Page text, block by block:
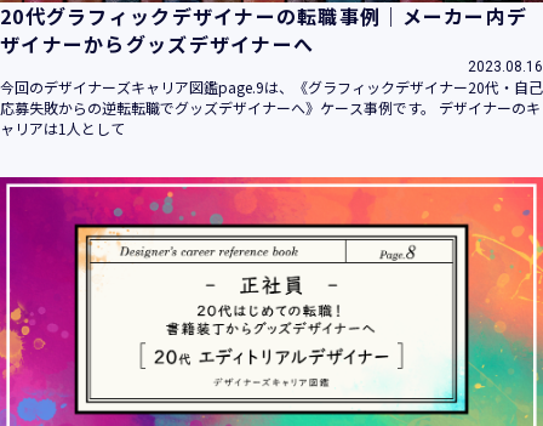
20代グラフィックデザイナーの転職事例｜メーカー内デ
ザイナーからグッズデザイナーへ
2023.08.16
今回のデザイナーズキャリア図鑑page.9は、《グラフィックデザイナー20代・自己
応募失敗からの逆転転職でグッズデザイナーへ》ケース事例です。 デザイナーのキ
ャリアは1人として